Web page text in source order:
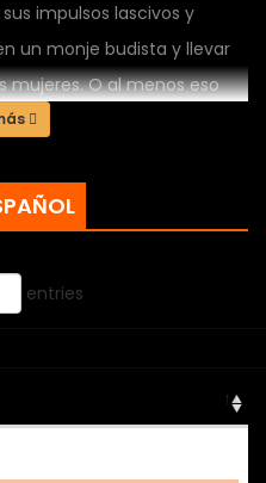
impulsos lascivos y
un monje budista y llevar
mujeres. O al menos eso
sangre no le permitirá
entries